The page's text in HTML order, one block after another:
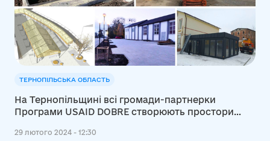
ТЕРНОПІЛЬСЬКА ОБЛАСТЬ
На Тернопільщині всі громади-партнерки
Програми USAID DOBRE створюють простори
29 лютого 2024 - 12:30